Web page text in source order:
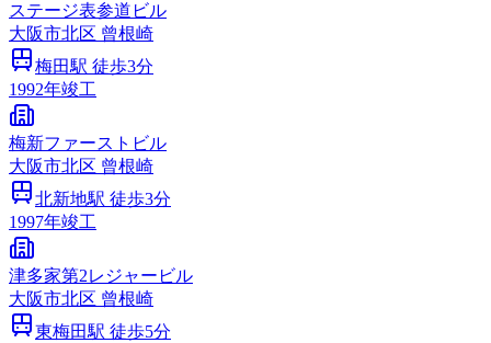
ステージ表参道ビル
大阪市北区 曾根崎
梅田駅 徒歩3分
1992年竣工
梅新ファーストビル
大阪市北区 曾根崎
北新地駅 徒歩3分
1997年竣工
津多家第2レジャービル
大阪市北区 曾根崎
東梅田駅 徒歩5分